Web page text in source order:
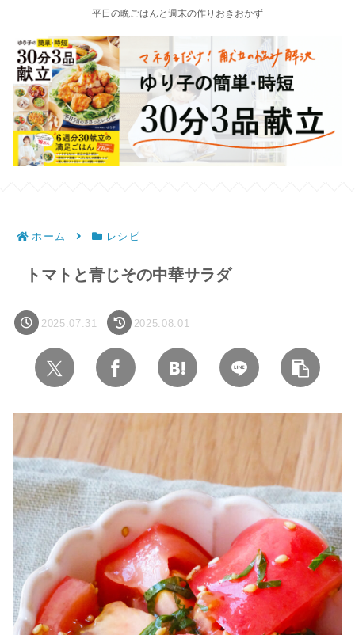
平日の晩ごはんと週末の作りおきおかず
ホーム レシピ
トマトと青じその中華サラダ
2025.07.31 2025.08.01